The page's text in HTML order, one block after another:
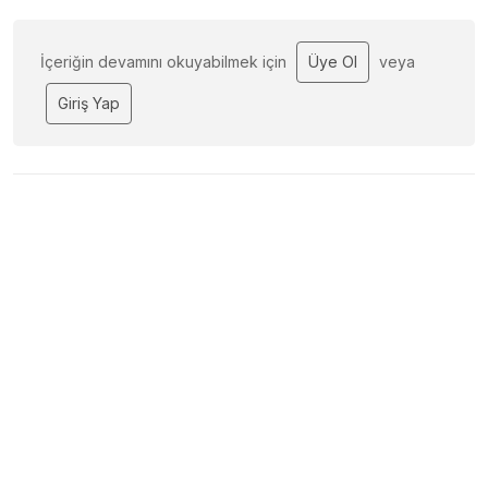
İçeriğin devamını okuyabilmek için Üye Ol veya
Giriş Yap